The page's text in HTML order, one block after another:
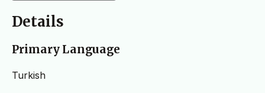
Details
Primary Language
Turkish